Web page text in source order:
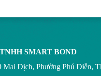
SMART BOND
Mai Dịch, Phường Phú Diễn,